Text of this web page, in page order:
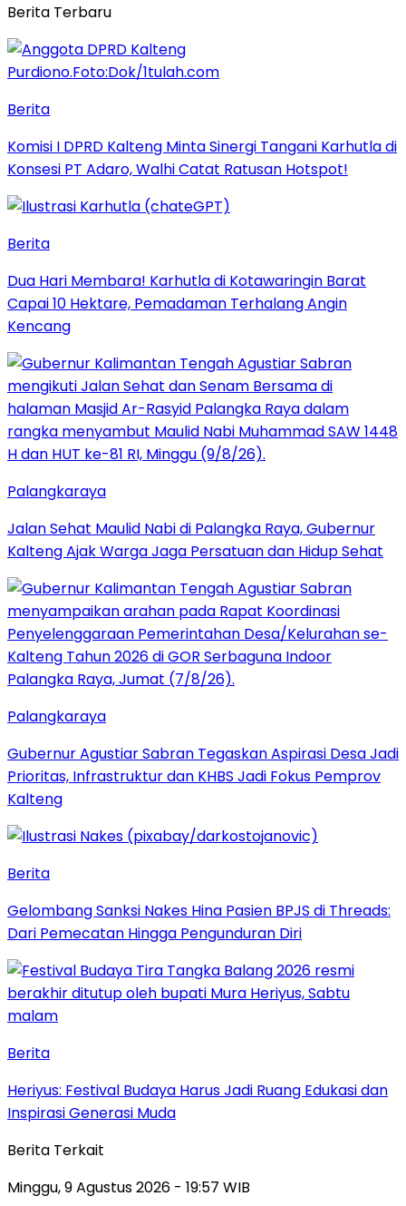
Berita Terbaru
Berita
Komisi I DPRD Kalteng Minta Sinergi Tangani Karhutla di
Konsesi PT Adaro, Walhi Catat Ratusan Hotspot!
Berita
Dua Hari Membara! Karhutla di Kotawaringin Barat
Capai 10 Hektare, Pemadaman Terhalang Angin
Kencang
Palangkaraya
Jalan Sehat Maulid Nabi di Palangka Raya, Gubernur
Kalteng Ajak Warga Jaga Persatuan dan Hidup Sehat
Palangkaraya
Gubernur Agustiar Sabran Tegaskan Aspirasi Desa Jadi
Prioritas, Infrastruktur dan KHBS Jadi Fokus Pemprov
Kalteng
Berita
Gelombang Sanksi Nakes Hina Pasien BPJS di Threads:
Dari Pemecatan Hingga Pengunduran Diri
Berita
Heriyus: Festival Budaya Harus Jadi Ruang Edukasi dan
Inspirasi Generasi Muda
Berita Terkait
Minggu, 9 Agustus 2026 - 19:57 WIB